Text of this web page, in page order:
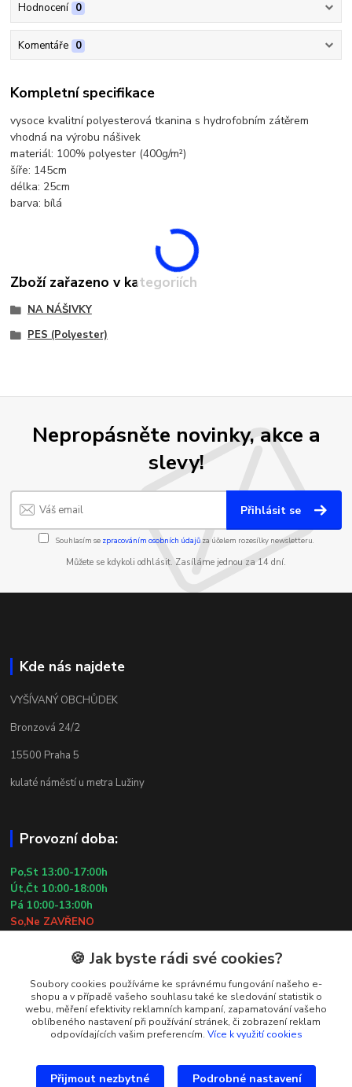
Hodnocení 0
Komentáře 0
Kompletní specifikace
vysoce kvalitní polyesterová tkanina s hydrofobním zátěrem
vhodná na výrobu nášivek
materiál: 100% polyester (400g/m²)
šíře: 145cm
délka: 25cm
barva: bílá
Zboží zařazeno v kategoriích
NA NÁŠIVKY
PES (Polyester)
Nepropásněte novinky, akce a
slevy!
Přihlásit se
Souhlasím se zpracováním osobních údajůza účelem rozesílky newsletteru.
Můžete se kdykoli odhlásit. Zasíláme jednou za 14 dní.
Kde nás najdete
VYŠÍVANÝ OBCHŮDEK
Bronzová 24/2
15500 Praha 5
kulaté náměstí u metra Lužiny
Provozní doba:
Po,St 13:00-17:00h
Út,Čt 10:00-18:00h
Pá 10:00-13:00h
So,Ne ZAVŘENO
Kontakty
Simona Kozová
+420 602 181 001
info@vysivanyobchudek.cz
🍪 Jak byste rádi své cookies?
Soubory cookies používáme ke správnému fungování našeho e-
shopu a v případě vašeho souhlasu také ke sledování statistik o
webu, měření efektivity reklamních kampaní, zapamatování vašeho
oblíbeného nastavení při používání stránek, či zobrazení reklam
odpovídajících vašim preferencím. Více k využití cookies
Přijmout nezbytné Podrobné nastavení